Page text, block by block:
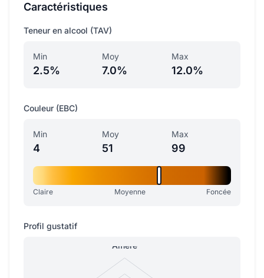
Caractéristiques
Teneur en alcool (TAV)
Min
2.5%
Moy
7.0%
Max
12.0%
Couleur (EBC)
Min
4
Moy
51
Max
99
Claire Moyenne Foncée
Profil gustatif
Amère